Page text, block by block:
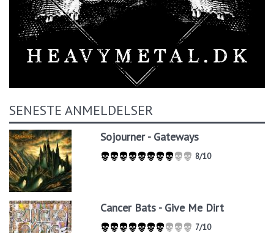
SENESTE ANMELDELSER
Sojourner - Gateways
8/10
Cancer Bats - Give Me Dirt
7/10